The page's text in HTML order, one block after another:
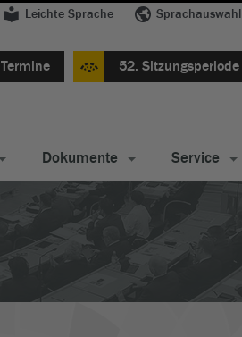
Leichte Sprache Sprachauswahl
Termine 52. Sitzungsperiode
Dokumente Service